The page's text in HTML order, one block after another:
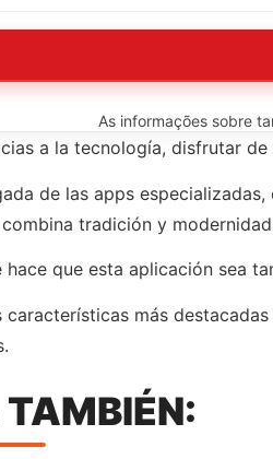
As informações sobre
a la tecnología, disfrutar
de las apps
tradición y
hace que esta aplicación sea
características más